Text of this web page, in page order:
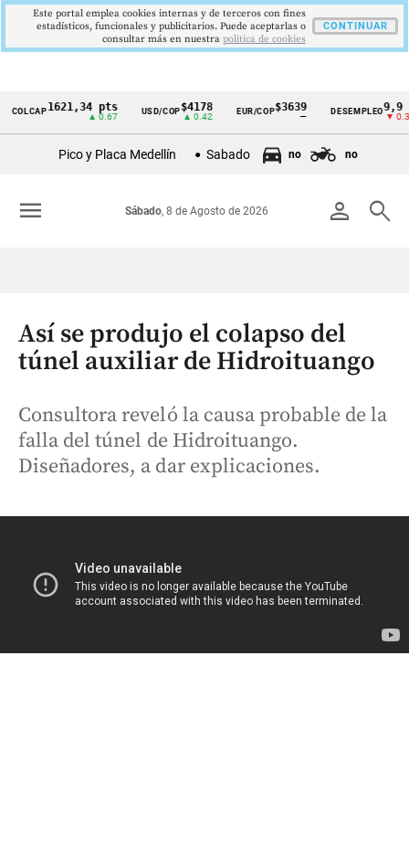
Cintillo
Colombia
1621,34 pts
▲ 0.67
USD/COP$4178
▲ 0.42
EUR/COP$3639 DESEMPLEO9,9 %
▼ 0.30
Pico y Placa Medellín Sabado no no
person search
Sábado, 8 de Agosto de 2026
menu
Así se produjo el colapso del
túnel auxiliar de Hidroituango
Consultora reveló la causa probable de la
falla del túnel de Hidroituango.
Diseñadores, a dar explicaciones.
Este portal emplea cookies internas y de terceros con fines
estadísticos, funcionales y publicitarios. Puede aceptarlas o
consultar más en nuestra politica de cookies
CONTINUAR